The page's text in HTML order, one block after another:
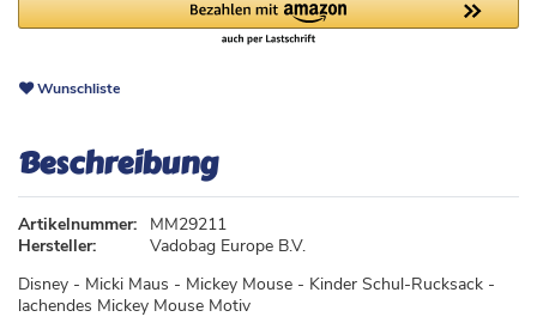
Wunschliste
Beschreibung
Artikelnummer:
MM29211
Hersteller:
Vadobag Europe B.V.
Disney - Micki Maus - Mickey Mouse - Kinder Schul-Rucksack -
lachendes Mickey Mouse Motiv